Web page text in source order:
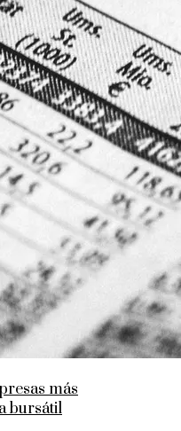
más
bursátil